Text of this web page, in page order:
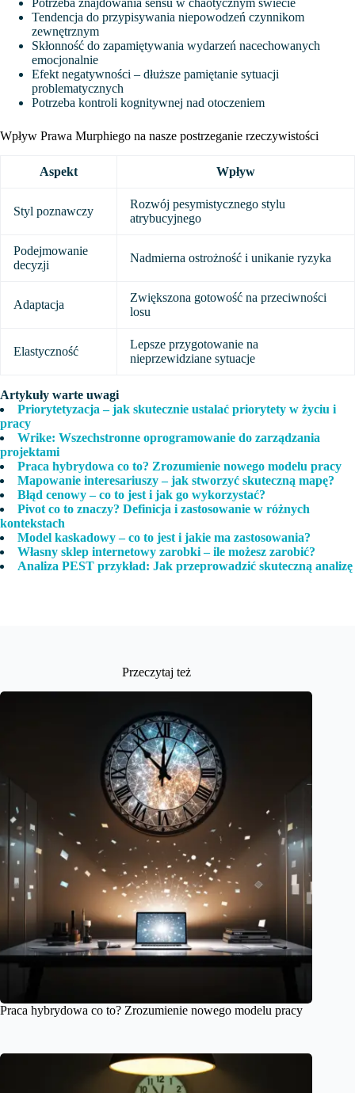
Potrzeba znajdowania sensu w chaotycznym świecie
Tendencja do przypisywania niepowodzeń czynnikom
zewnętrznym
Skłonność do zapamiętywania wydarzeń nacechowanych
emocjonalnie
Efekt negatywności – dłuższe pamiętanie sytuacji
problematycznych
Potrzeba kontroli kognitywnej nad otoczeniem
Wpływ Prawa Murphiego na nasze postrzeganie rzeczywistości
Aspekt Wpływ
Styl poznawczy
Rozwój pesymistycznego stylu
atrybucyjnego
Podejmowanie
decyzji
Nadmierna ostrożność i unikanie ryzyka
Adaptacja
Zwiększona gotowość na przeciwności
losu
Elastyczność
Lepsze przygotowanie na
nieprzewidziane sytuacje
Artykuły warte uwagi
Priorytetyzacja – jak skutecznie ustalać priorytety w życiu i
pracy
Wrike: Wszechstronne oprogramowanie do zarządzania
projektami
Praca hybrydowa co to? Zrozumienie nowego modelu pracy
Mapowanie interesariuszy – jak stworzyć skuteczną mapę?
Błąd cenowy – co to jest i jak go wykorzystać?
Pivot co to znaczy? Definicja i zastosowanie w różnych
kontekstach
Model kaskadowy – co to jest i jakie ma zastosowania?
Własny sklep internetowy zarobki – ile możesz zarobić?
Analiza PEST przykład: Jak przeprowadzić skuteczną analizę
Przeczytaj też
Praca hybrydowa co to? Zrozumienie nowego modelu pracy